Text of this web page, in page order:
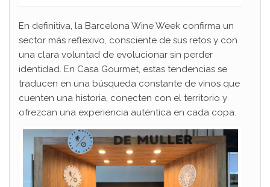
En definitiva, la Barcelona Wine Week confirma un
sector más reflexivo, consciente de sus retos y con
una clara voluntad de evolucionar sin perder
identidad. En Casa Gourmet, estas tendencias se
traducen en una búsqueda constante de vinos que
cuenten una historia, conecten con el territorio y
ofrezcan una experiencia auténtica en cada copa.